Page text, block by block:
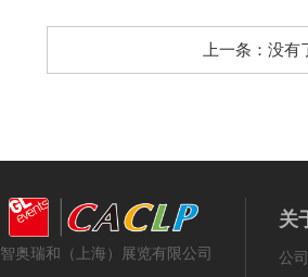
上一条：没有
智奥瑞和（上海）展览有限公司
关
公